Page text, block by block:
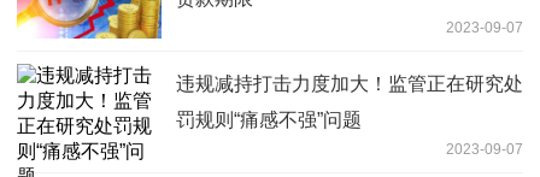
2023-09-07
违规减持打击力度加大！监管正在研究处
罚规则“痛感不强”问题
2023-09-07